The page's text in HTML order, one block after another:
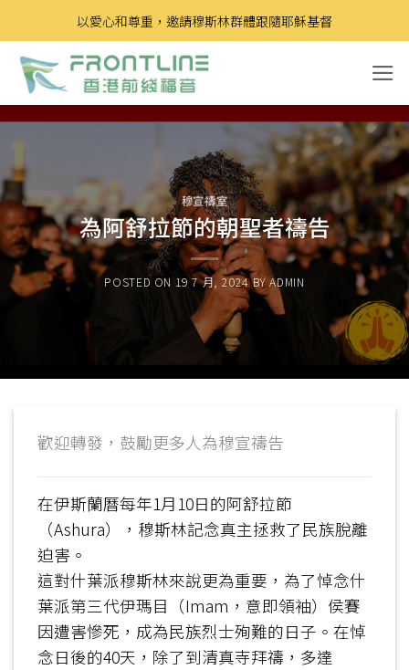
to
content
以愛心和尊重，邀請穆斯林群體跟隨耶穌基督
穆宣禱室
為阿舒拉節的朝聖者禱告
POSTED ON 19 7 月, 2024 BYADMIN
歡迎轉發，鼓勵更多人為穆宣禱告
在伊斯蘭曆每年1月10日的阿舒拉節
（Ashura），穆斯林記念真主拯救了民族脫離
迫害。
這對什葉派穆斯林來說更為重要，為了悼念什
葉派第三代伊瑪目（Imam，意即領袖）侯賽
因遭害慘死，成為民族烈士殉難的日子。在悼
念日後的40天，除了到清真寺拜禱，多達